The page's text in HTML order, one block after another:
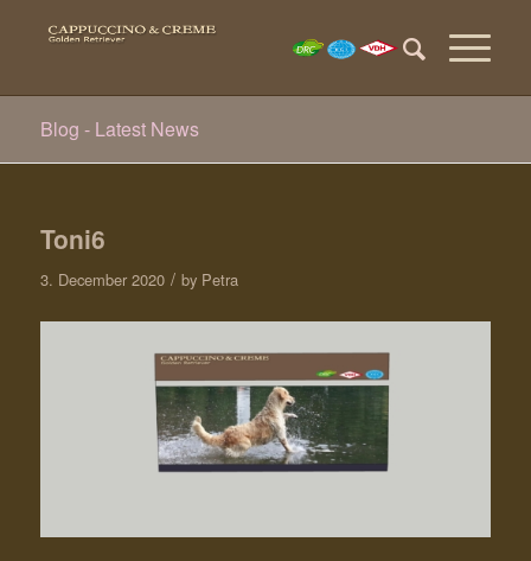
Blog - Latest News
Toni6
3. December 2020 / by Petra